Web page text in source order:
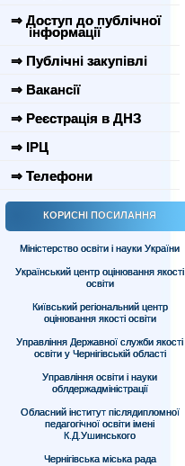
⇒ Доступ до публічної
інформації
⇒ Публічні закупівлі
⇒ Вакансії
⇒ Реєстрація в ДНЗ
⇒ ІРЦ
⇒ Телефони
КОРИСНІ ПОСИЛАННЯ
Міністерство освіти і науки України
Український центр оцінювання якості
освіти
Київський регіональний центр
оцінювання якості освіти
Управління Державної служби якості
освіти у Чернігівській області
Управління освіти і науки
облдержадміністрації
Обласний інститут післядипломної
педагогічної освіти імені
К.Д.Ушинського
Чернігівська міська рада